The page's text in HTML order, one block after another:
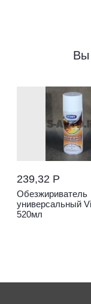
Вы
239,32 Р
Обезжириватель
универсальный
520мл